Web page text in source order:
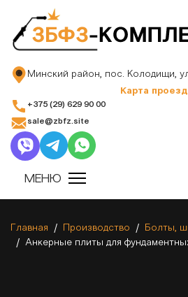
Минский район, пос. Колодищи,
Карта
+375 (29) 629 90 00
sale@zbfz.site
Главная Производство
Болты,
Анкерные плиты для